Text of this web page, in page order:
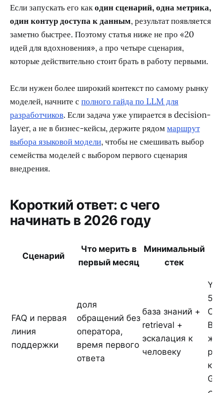
Если запускать его какодин сценарий, одна метрика,
один контур доступа к данным, результат появляется
заметно быстрее. Поэтому статья ниже не про «20
идей для вдохновения», а про четыре сценария,
которые действительно стоит брать в работу первыми.
Если нужен более широкий контекст по самому рынку
моделей, начните с полного гайда по LLM для
разработчиков. Если задача уже упирается в decision-
layer, а не в бизнес-кейсы, держите рядоммаршрут
выбора языковой модели, чтобы не смешивать выбор
семейства моделей с выбором первого сценария
внедрения.
Короткий ответ: с чего
начинать в 2026 году
Сценарий
Что мерить в
первый месяц
Минимальный
стек
FAQ и первая
линия
поддержки
доля
обращений без
оператора,
время первого
ответа
база знаний +
retrieval +
эскалация к
человеку
5.1